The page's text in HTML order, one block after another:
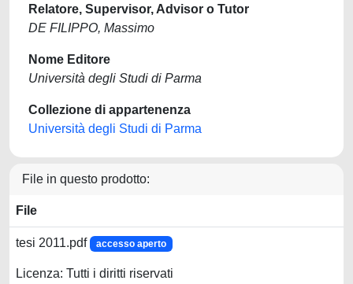
Relatore, Supervisor, Advisor o Tutor
DE FILIPPO, Massimo
Nome Editore
Università degli Studi di Parma
Collezione di appartenenza
Università degli Studi di Parma
File in questo prodotto:
File
tesi 2011.pdf accesso aperto
Licenza: Tutti i diritti riservati